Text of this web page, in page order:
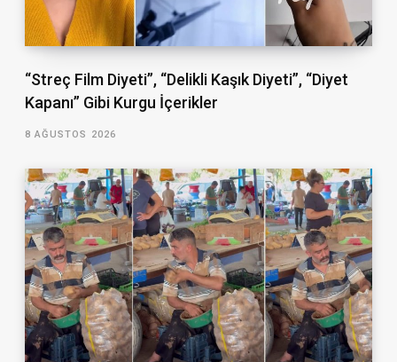
“Streç Film Diyeti”, “Delikli Kaşık Diyeti”, “Diyet
Kapanı” Gibi Kurgu İçerikler
8 AĞUSTOS 2026